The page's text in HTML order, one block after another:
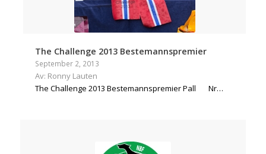
The Challenge 2013 Bestemannspremier
September 2, 2013
Av: Ronny Lauten
The Challenge 2013 Bestemannspremier Pall Nr…